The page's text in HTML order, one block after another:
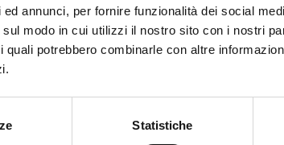
annunci, per fornire funzionalità dei social
modo in cui utilizzi il nostro sito con i nostri
potrebbero combinarle con altre
Statistiche
un "Repertorio Generale": non una
una visione organica delle molteplici
un "Repertorio Generale": non una